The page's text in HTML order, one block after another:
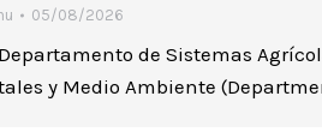
05/08/2026
Departamento de Sistemas
y Medio Ambiente